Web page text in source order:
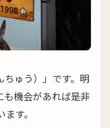
ゅう）」です。明
機会があれば是非
す。